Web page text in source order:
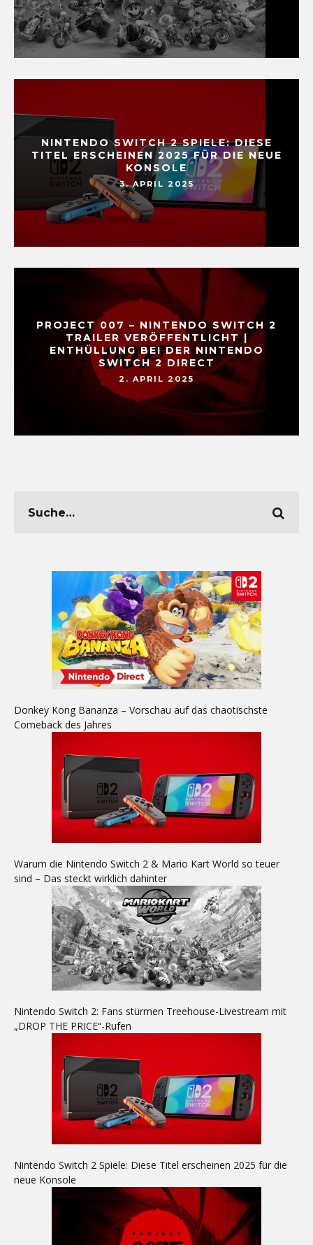
NINTENDO SWITCH 2 SPIELE: DIESE
TITEL ERSCHEINEN 2025 FÜR DIE NEUE
KONSOLE
3. APRIL 2025
PROJECT 007 – NINTENDO SWITCH 2
TRAILER VERÖFFENTLICHT |
ENTHÜLLUNG BEI DER NINTENDO
SWITCH 2 DIRECT
2. APRIL 2025
Donkey Kong Bananza – Vorschau auf das chaotischste
Comeback des Jahres
Warum die Nintendo Switch 2 & Mario Kart World so teuer
sind – Das steckt wirklich dahinter
Nintendo Switch 2: Fans stürmen Treehouse-Livestream mit
„DROP THE PRICE“-Rufen
Nintendo Switch 2 Spiele: Diese Titel erscheinen 2025 für die
neue Konsole